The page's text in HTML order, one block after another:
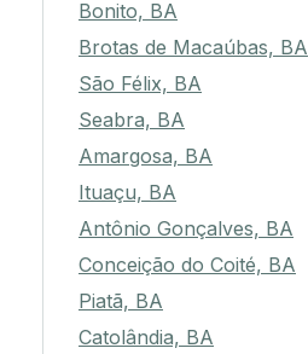
Bonito, BA
Brotas de Macaúbas, BA
São Félix, BA
Seabra, BA
Amargosa, BA
Ituaçu, BA
Antônio Gonçalves, BA
Conceição do Coité, BA
Piatã, BA
Catolândia, BA